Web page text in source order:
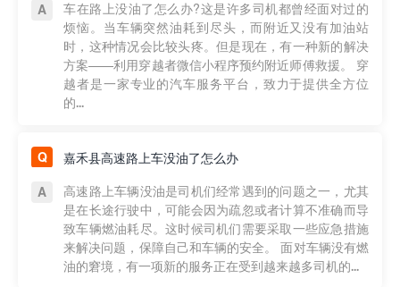
车在路上没油了怎么办?这是许多司机都曾经面对过的
烦恼。当车辆突然油耗到尽头，而附近又没有加油站
时，这种情况会比较头疼。但是现在，有一种新的解决
方案——利用穿越者微信小程序预约附近师傅救援。 穿
越者是一家专业的汽车服务平台，致力于提供全方位
的...
嘉禾县高速路上车没油了怎么办
高速路上车辆没油是司机们经常遇到的问题之一，尤其
是在长途行驶中，可能会因为疏忽或者计算不准确而导
致车辆燃油耗尽。这时候司机们需要采取一些应急措施
来解决问题，保障自己和车辆的安全。 面对车辆没有燃
油的窘境，有一项新的服务正在受到越来越多司机的...